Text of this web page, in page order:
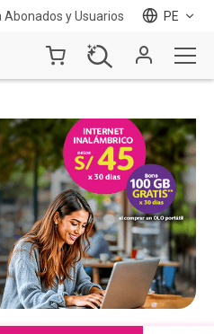
Abonados y Usuarios PE